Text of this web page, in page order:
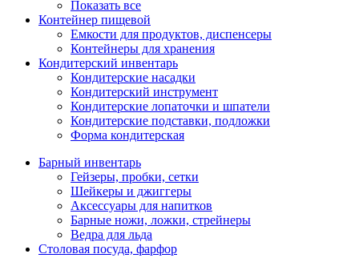
Показать все
Контейнер пищевой
Емкости для продуктов, диспенсеры
Контейнеры для хранения
Кондитерский инвентарь
Кондитерские насадки
Кондитерский инструмент
Кондитерские лопаточки и шпатели
Кондитерские подставки, подложки
Форма кондитерская
Барный инвентарь
Гейзеры, пробки, сетки
Шейкеры и джиггеры
Аксессуары для напитков
Барные ножи, ложки, стрейнеры
Ведра для льда
Столовая посуда, фарфор